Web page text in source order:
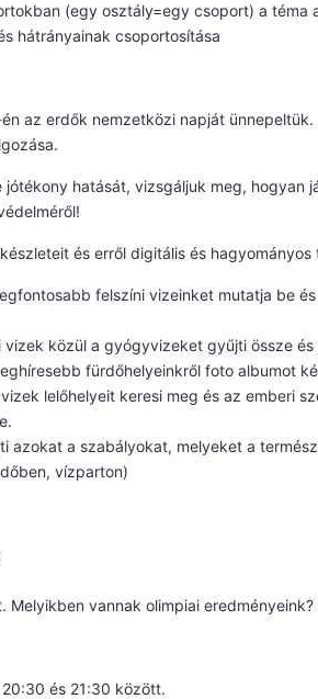
(egy osztály=egy csoport) a téma
hátrányainak csoportosítása
az erdők nemzetközi napját
hatását, vizsgáljuk meg, hogyan
és erről digitális és
felszíni vizeinket mutatja be és
közül a gyógyvizeket gyűjti össze és
fürdőhelyeinkről foto albumot
lelőhelyeit keresi meg és az emberi
azokat a szabályokat, melyeket a
vízparton)
Melyikben vannak olimpiai eredményeink?
és 21:30 között.